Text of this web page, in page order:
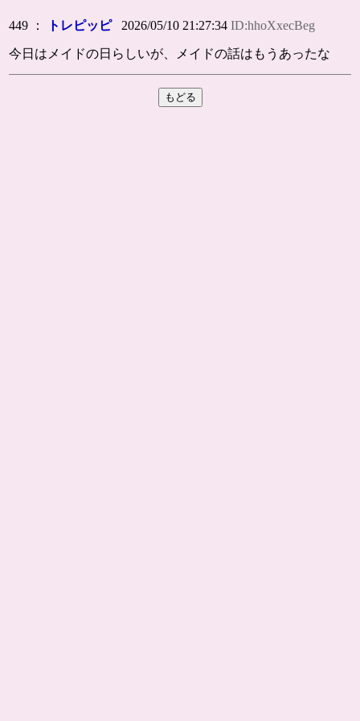
449 ： トレピッピ2026/05/10 21:27:34ID:hhoXxecBeg
今日はメイドの日らしいが、メイドの話はもうあったな